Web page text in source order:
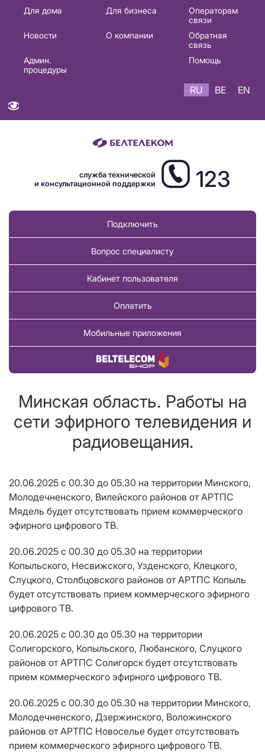
Основная
навигация
Для дома Для бизнеса
Операторам
связи
Новости
О компании
Обратная
связь
Админ.
процедуры
Помощь
RU BE EN
служба технической
и консультационной поддержки
123
Подключить
Вопрос специалисту
Кабинет пользователя
Оплатить
Мобильные приложения
Купить товар
Минская область. Работы на
сети эфирного телевидения и
радиовещания.
20.06.2025 с 00.30 до 05.30 на территории Минского,
Молодечненского, Вилейского районов от АРТПС
Мядель будет отсутствовать прием коммерческого
эфирного цифрового ТВ.
20.06.2025 с 00.30 до 05.30 на территории
Копыльского, Несвижского, Узденского, Клецкого,
Слуцкого, Столбцовского районов от АРТПС Копыль
будет отсутствовать прием коммерческого эфирного
цифрового ТВ.
20.06.2025 с 00.30 до 05.30 на территории
Солигорского, Копыльского, Любанского, Слуцкого
районов от АРТПС Солигорск будет отсутствовать
прием коммерческого эфирного цифрового ТВ.
20.06.2025 с 00.30 до 05.30 на территории Минского,
Молодечненского, Дзержинского, Воложинского
районов от АРТПС Новоселье будет отсутствовать
прием коммерческого эфирного цифрового ТВ.